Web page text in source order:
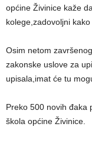
općine Živinice kaže
kolege,zadovoljni
Osim netom
zakonske uslove za
upisala,imat će tu
Preko 500 novih đaka
škola općine Živinice.